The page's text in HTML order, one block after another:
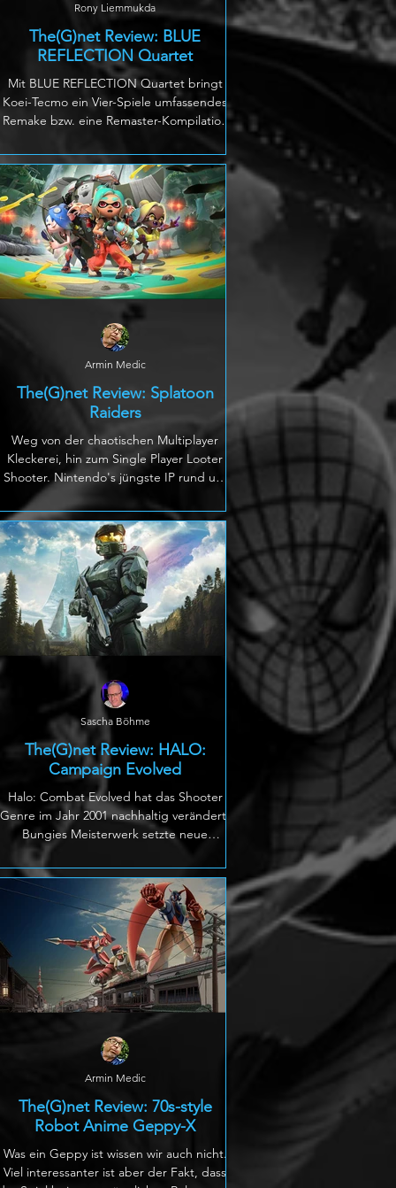
The(G)net Review: BLUE
REFLECTION Quartet
Mit BLUE REFLECTION Quartet bringt
Koei-Tecmo ein Vier-Spiele umfassendes
Remake bzw. eine Remaster-Kompilation
und 2023 erschienen sind. Die Spiele
sind eine Mischung aus rundenbasiertem
JRPG und Visual Novel und behandeln
insbesondere die Themen Magical Girl,
Schulalltag und emotionale Slice-of-Life-
Fantasy, hier vereint in vier miteinander
verbundenen Geschichten in einer
Sammlung. Die Serie beginnt mit
BLUE REFLECTION
Rony Liemmukda
The(G)net Review: Splatoon
Raiders
Weg von der chaotischen Multiplayer
Kleckerei, hin zum Single Player Looter
Shooter. Nintendo's jüngste IP rund um
die spritzfreudige Tinten-Crew überrascht
nach drei Online-Ablegern mit einem
Solo-Abenteuer. Wir sind als
Heli-Pilot und Mechaniker mit der Deep
Cut-Crew - bestehend aus Shiver, Frye
und Big Man - unterwegs. Einem
Zeitungsbericht zufolge soll nach einer
Verschiebung der tektonischen Platten
das Insel Archipel Spirhalite aufgetaucht
sein. Hier verberg
Armin Medic
The(G)net Review: HALO:
Campaign Evolved
Halo: Combat Evolved hat das Shooter
Genre im Jahr 2001 nachhaltig verändert.
Bungies Meisterwerk setzte neue
Standards bei Steuerung,
Gegnerverhalten, Levelaufbau und
Konsolen Shootern im Allgemeinen. Mehr
als zwei Jahrzehnte später kehrt die
legendäre Kampagne mit einem
umfassenden Remake zurück. Das
Ergebnis ist eine beeindruckende Reise in
die Vergangenheit, die gleichzeitig zeigt,
warum Halo bis heute zu den wichtigsten
Ego Shootern der Videospielgeschichte
gehört. Seit
Sascha Böhme
The(G)net Review: 70s-style
Robot Anime Geppy-X
Was ein Geppy ist wissen wir auch nicht.
Viel interessanter ist aber der Fakt, dass
Armin Medic